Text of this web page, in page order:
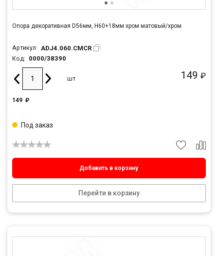
Опора декоративная D56мм, Н60+18мм хром матовый/хром
Артикул: ADJ4.060.CMCR
Код: 0000/38390
149 ₽
шт
149 ₽
Добавить в корзину
Перейти в корзину
Под заказ